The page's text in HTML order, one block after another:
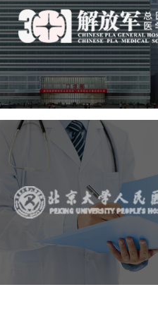
医院
医疗 医院 医院网站建设
北京大学人民
医院
医院网站
定制开发